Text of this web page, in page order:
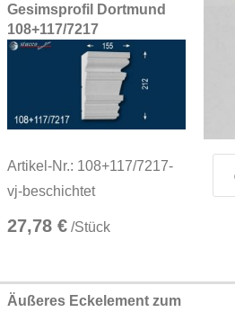
Gesimsprofil Dortmund
108+117/7217
Artikel-Nr.: 108+117/7217-
vj-beschichtet
27,78 € /Stück
Äußeres Eckelement zum